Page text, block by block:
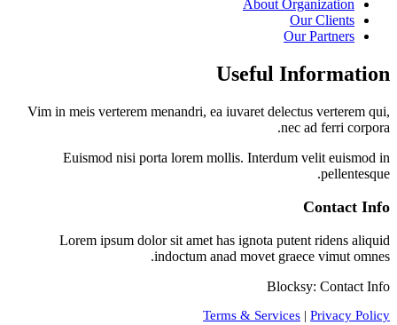
About Organization
Our Clients
Our Partners
Useful Information
Vim in meis verterem menandri, ea iuvaret delectus verterem qui,
nec ad ferri corpora.
Euismod nisi porta lorem mollis. Interdum velit euismod in
pellentesque.
Contact Info
Lorem ipsum dolor sit amet has ignota putent ridens aliquid
indoctum anad movet graece vimut omnes.
Blocksy: Contact Info
Terms & Services | Privacy Policy